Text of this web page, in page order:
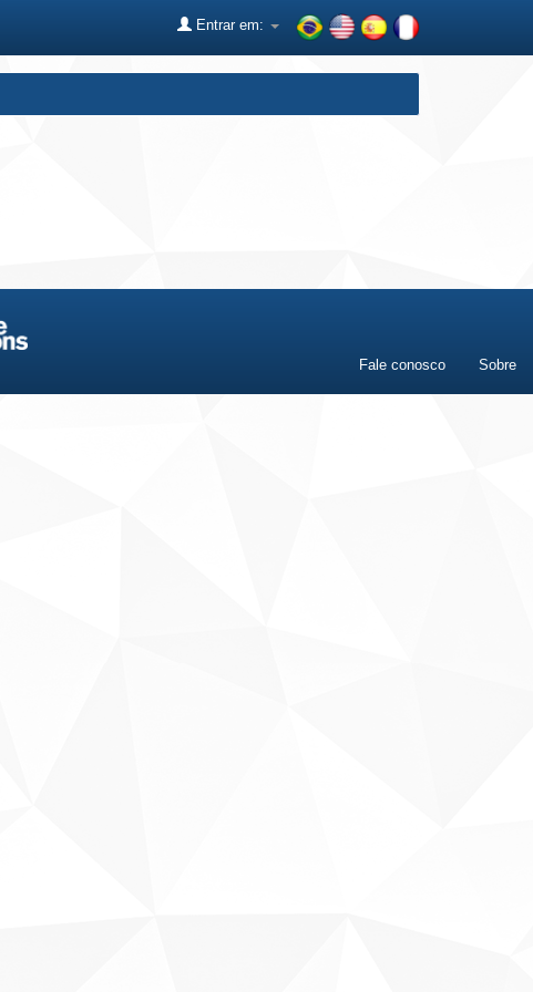
Entrar em:
Fale conosco Sobre